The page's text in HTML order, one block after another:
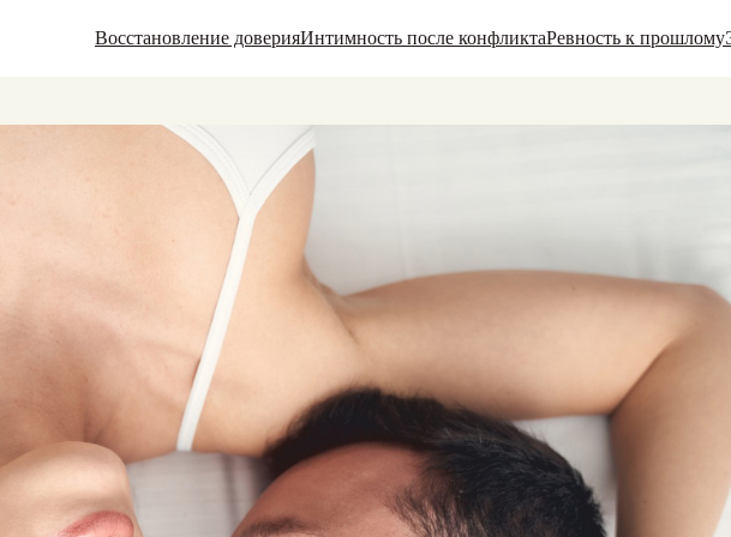
Восстановление доверияИнтимность после конфликтаРевность к прошлому